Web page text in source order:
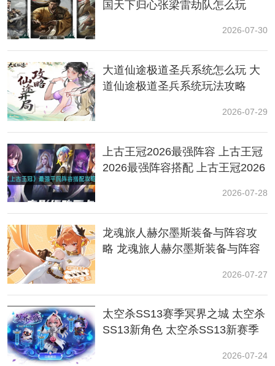
国天下归心张梁雷劫队怎么玩
2026-07-30
大道仙途极道圣兵系统怎么玩 大
道仙途极道圣兵系统玩法攻略
2026-07-29
上古王冠2026最强阵容 上古王冠
2026最强阵容搭配 上古王冠2026
2026-07-28
龙魂旅人赫尔墨斯装备与阵容攻
略 龙魂旅人赫尔墨斯装备与阵容
2026-07-27
太空杀SS13赛季冥界之城 太空杀
SS13新角色 太空杀SS13新赛季
2026-07-24